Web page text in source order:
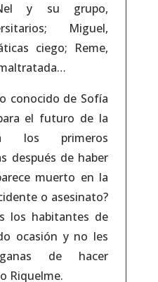
y su grupo,
Miguel,
ciego; Reme,
conocido de Sofía
el futuro de la
los primeros
después de haber
muerto en la
o asesinato?
los habitantes de
ocasión y no les
de hacer
Riquelme.